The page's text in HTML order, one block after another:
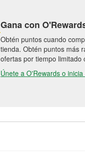
Gana con
Obtén puntos cuando
tienda. Obtén puntos más
ofertas por tiempo limitado
Únete a O'Rewards o inicia